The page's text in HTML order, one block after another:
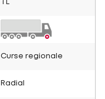
Curse regionale
Radial